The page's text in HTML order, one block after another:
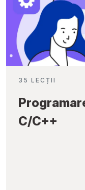
35 LECȚII
C/C++